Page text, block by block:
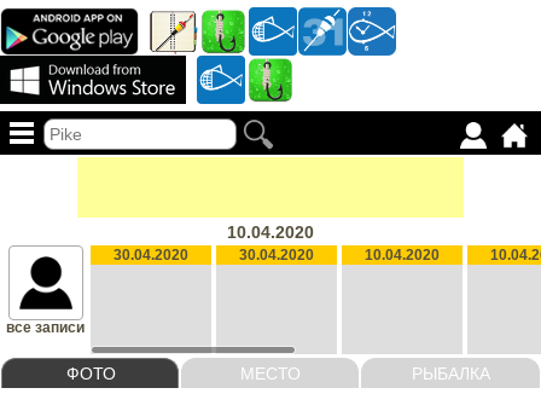
10.04.2020
ФОТО МЕСТО РЫБАЛКА
все записи
30.04.2020 30.04.2020 10.04.2020